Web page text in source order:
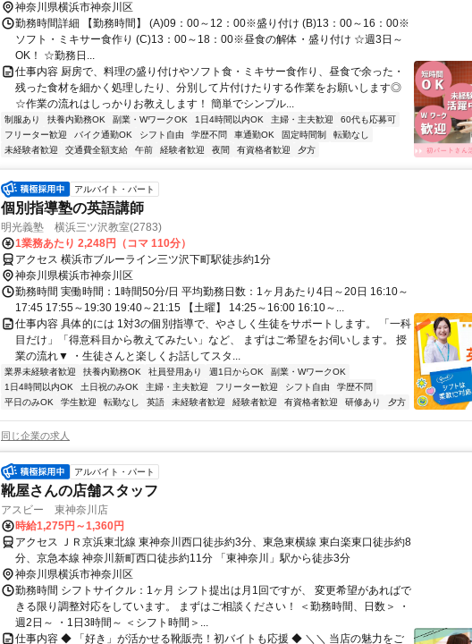
神奈川県横浜市神奈川区
勤務時間詳細 【勤務時間】 (A)09：00～12：00※盛り付け (B)13：00～16：00※
ソフト・ミキサー食作り (C)13：00～18：00※昼食の解体・盛り付け ☆週3日～
OK！ ☆勤務日...
仕事内容 厨房で、料理の盛り付けやソフト食・ミキサー食作り、昼食で余った・
残った食材を細かく処理したり、分別して片付けたりする作業をお願いします◎
☆作業の流れはしっかりお教えします！ 簡単でシンプル...
制服あり 扶養内勤務OK 副業・WワークOK 1日4時間以内OK 主婦・主夫歓迎
60代も応募可
フリーター歓迎
バイク通勤OK シフト自由 学歴不問 車通勤OK 固定時間制
転勤なし
未経験者歓迎
交通費全額支給 午前 経験者歓迎 夜間 有資格者歓迎 夕方
アルバイト・パート
個別指導塾の英語講師
明光義塾 横浜三ツ沢教室(2783)
1業務あたり 2,248円（コマ 110分）
アクセス 横浜市ブルーライン三ツ沢下町駅徒歩約1分
神奈川県横浜市神奈川区
勤務時間 実働時間：1時間50分/日 平均勤務日数：1ヶ月あたり4日～20日 16:10～
17:45 17:55～19:30 19:40～21:15 【土曜】 14:25～16:00 16:10～...
仕事内容 具体的には 1対3の個別指導で、やさしく生徒をサポートします。 「一科
目だけ」「得意科目から教えてみたい」など、 まずはご希望をお伺いします。 授
業の流れ▼ ・生徒さんと楽しくお話してスタ...
業界未経験者歓迎 扶養内勤務OK 社員登用あり 週1日からOK
副業・WワークOK
1日4時間以内OK
土日祝のみOK 主婦・主夫歓迎 フリーター歓迎 シフト自由
学歴不問
平日のみOK
学生歓迎 転勤なし 英語 未経験者歓迎 経験者歓迎 有資格者歓迎 研修あり 夕方
同じ企業の求人
アルバイト・パート
靴屋さんの店舗スタッフ
アスビー 東神奈川店
時給1,275円～1,360円
アクセス ＪＲ京浜東北線 東神奈川西口徒歩約3分、東急東横線 東白楽東口徒歩約8
分、京急本線 神奈川新町西口徒歩約11分 「東神奈川」駅から徒歩3分
神奈川県横浜市神奈川区
勤務時間 シフトサイクル：1ヶ月 シフト提出は月1回ですが、 変更希望があればで
きる限り調整対応をしています。 まずはご相談ください！ ＜勤務時間、日数＞ ・
週2日～ ・1日3時間～ ＜シフト時間＞...
仕事内容 ◆ 「好き」が活かせる靴販売！初バイトも応援 ◆ ＼＼ 当店の魅力をご